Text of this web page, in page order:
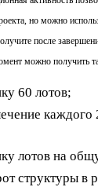
но можно
после
можно получить
60 лотов;
каждого
лотов на
структуры в